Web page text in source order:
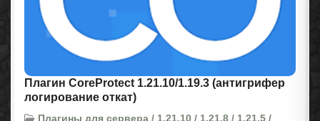
Плагин CoreProtect 1.21.10/1.19.3 (антигрифер
логирование откат)
Плагины для сервера / 1.21.10 / 1.21.8 / 1.21.5 /